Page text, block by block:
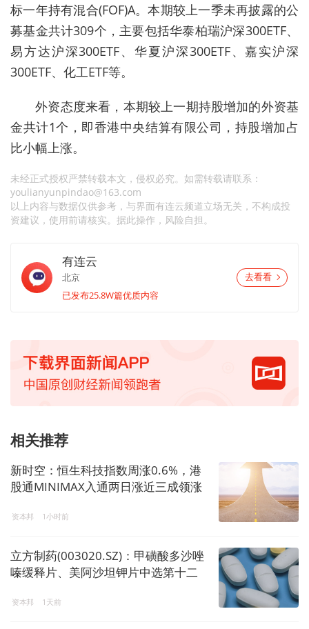
标一年持有混合(FOF)A。本期较上一季未再披露的公
募基金共计309个，主要包括华泰柏瑞沪深300ETF、
易方达沪深300ETF、华夏沪深300ETF、嘉实沪深
300ETF、化工ETF等。
外资态度来看，本期较上一期持股增加的外资基
金共计1个，即香港中央结算有限公司，持股增加占
比小幅上涨。
未经正式授权严禁转载本文，侵权必究。如需转载请联系：
youlianyunpindao@163.com
以上内容与数据仅供参考，与界面有连云频道立场无关，不构成投
资建议，使用前请核实。据此操作，风险自担。
有连云
北京
已发布25.8W篇优质内容
去看看
相关推荐
新时空：恒生科技指数周涨0.6%，港
股通MINIMAX入通两日涨近三成领涨
资本邦 1小时前
立方制药(003020.SZ)：甲磺酸多沙唑
嗪缓释片、美阿沙坦钾片中选第十二
资本邦 1天前